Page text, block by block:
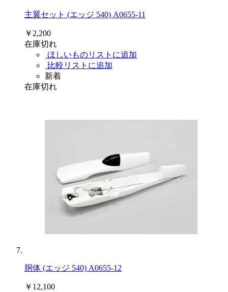
主翼セット (エッジ 540) A0655-11
￥2,200
在庫切れ
ほしいものリストに追加
比較リストに追加
新着
在庫切れ
胴体 (エッジ 540) A0655-12
￥12,100